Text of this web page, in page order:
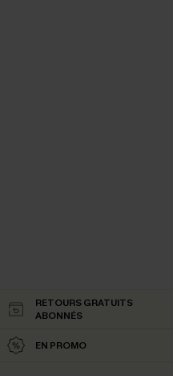
RETOURS GRATUITS
ABONNÉS
EN PROMO